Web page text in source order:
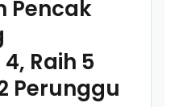
Pencak
Raih 5
Perunggu